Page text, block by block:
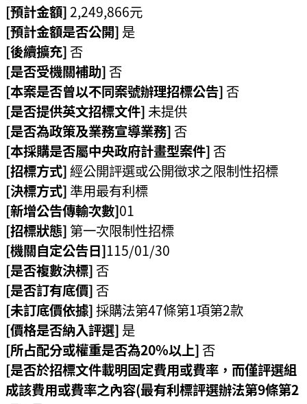
垃
圾
清
運
民
眾
陳
情
回
首
頁
網
站
導
覽
桃
園
市
政
府
[預計金額] 2,249,866元
[預計金額是否公開] 是
[後續擴充] 否
[是否受機關補助] 否
[本案是否曾以不同案號辦理招標公告] 否
[是否提供英文招標文件] 未提供
[是否為政策及業務宣導業務] 否
[本採購是否屬中央政府計畫型案件] 否
[招標方式]經公開評選或公開徵求之限制性招標
[決標方式] 準用最有利標
[新增公告傳輸次數]01
[招標狀態] 第一次限制性招標
[機關自定公告日]115/01/30
[是否複數決標] 否
[是否訂有底價] 否
[未訂底價依據]採購法第47條第1項第2款
[價格是否納入評選] 是
[所占配分或權重是否為20%以上] 否
[是否於招標文件載明固定費用或費率，而僅評選組
成該費用或費率之內容(最有利標評選辦法第9條第2